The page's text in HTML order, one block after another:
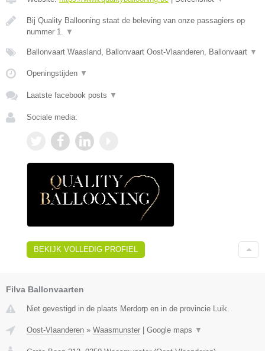
Bij Quality Ballooning staat de beleving van onze passagiers op
nummer 1. ▼
Ballonvaart Waasland, Ballonvaart Oost-Vlaanderen, Ballonvaart ▼
Openingstijden ▼
Laatste facebook posts ▼
Sociale media:
BEKIJK VOLLEDIG PROFIEL
Filva Ballonvaarten
Niet gevestigd in de plaats Merdorp en in de provincie Luik.
Oost-Vlaanderen » Waasmunster | Google maps ▼